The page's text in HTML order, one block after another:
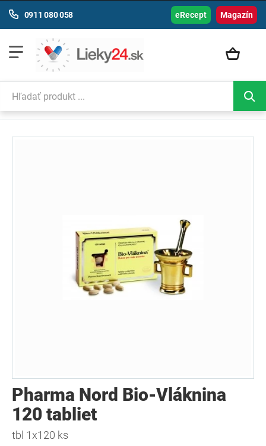
Magazín
0911 080 058 eRecept
Pharma Nord Bio-Vláknina
120 tabliet
tbl 1x120 ks